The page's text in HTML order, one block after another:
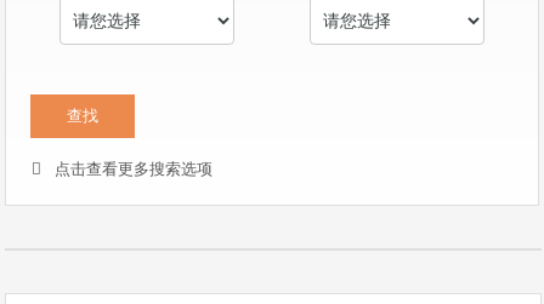
点击查看更多搜索选项